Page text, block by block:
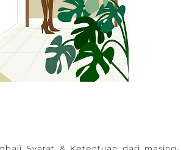
Syarat & Ketentuan dari masing-